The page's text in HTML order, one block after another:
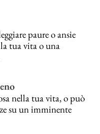
paure o ansie
tua vita o una
nella tua vita, o può
su un imminente